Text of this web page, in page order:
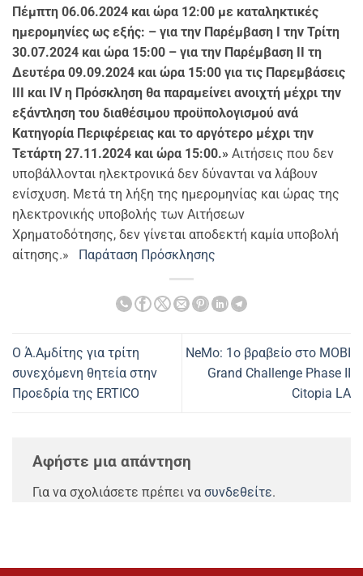
Πέμπτη 06.06.2024 και ώρα 12:00 με καταληκτικές
ημερομηνίες ως εξής: – για την Παρέμβαση Ι την Τρίτη
30.07.2024 και ώρα 15:00 – για την Παρέμβαση ΙΙ τη
Δευτέρα 09.09.2024 και ώρα 15:00 για τις Παρεμβάσεις
ΙΙΙ και IV η Πρόσκληση θα παραμείνει ανοιχτή μέχρι την
εξάντληση του διαθέσιμου προϋπολογισμού ανά
Κατηγορία Περιφέρειας και το αργότερο μέχρι την
Τετάρτη 27.11.2024 και ώρα 15:00.» Αιτήσεις που δεν
υποβάλλονται ηλεκτρονικά δεν δύνανται να λάβουν
ενίσχυση. Μετά τη λήξη της ημερομηνίας και ώρας της
ηλεκτρονικής υποβολής των Αιτήσεων
Χρηματοδότησης, δεν γίνεται αποδεκτή καμία υποβολή
αίτησης.» Παράταση Πρόσκλησης
O Ά.Αμδίτης για τρίτη
συνεχόμενη θητεία στην
Προεδρία της ERTICO
NeMo: 1ο βραβείο στo MOBI
Grand Challenge Phase II
Citopia LA
Αφήστε μια απάντηση
Για να σχολιάσετε πρέπει να συνδεθείτε.